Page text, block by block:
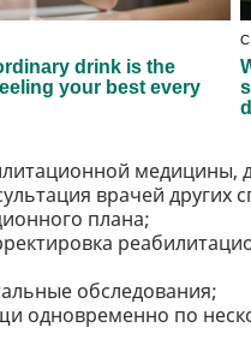
медицины,
врачей других
плана;
обследования;
одновременно по